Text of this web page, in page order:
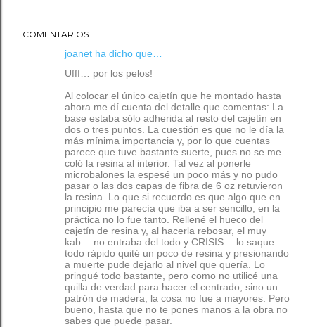
COMENTARIOS
joanet ha dicho que…
Ufff… por los pelos!
Al colocar el único cajetín que he montado hasta
ahora me dí cuenta del detalle que comentas: La
base estaba sólo adherida al resto del cajetín en
dos o tres puntos. La cuestión es que no le día la
más mínima importancia y, por lo que cuentas
parece que tuve bastante suerte, pues no se me
coló la resina al interior. Tal vez al ponerle
microbalones la espesé un poco más y no pudo
pasar o las dos capas de fibra de 6 oz retuvieron
la resina. Lo que si recuerdo es que algo que en
principio me parecía que iba a ser sencillo, en la
práctica no lo fue tanto. Rellené el hueco del
cajetín de resina y, al hacerla rebosar, el muy
kab… no entraba del todo y CRISIS… lo saque
todo rápido quité un poco de resina y presionando
a muerte pude dejarlo al nivel que quería. Lo
pringué todo bastante, pero como no utilicé una
quilla de verdad para hacer el centrado, sino un
patrón de madera, la cosa no fue a mayores. Pero
bueno, hasta que no te pones manos a la obra no
sabes que puede pasar.